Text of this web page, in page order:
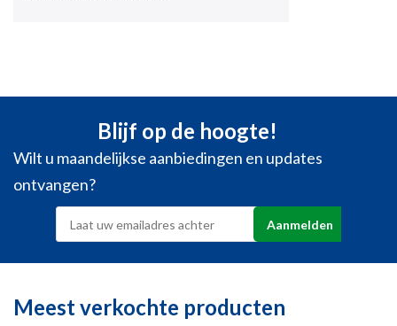
Blijf op de hoogte!
Wilt u maandelijkse aanbiedingen en updates
ontvangen?
Meest verkochte producten